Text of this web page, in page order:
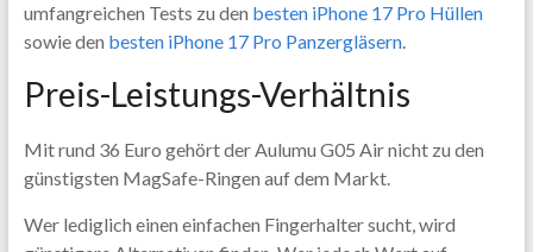
umfangreichen Tests zu den besten iPhone 17 Pro Hüllen
sowie den besten iPhone 17 Pro Panzergläsern.
Preis-Leistungs-Verhältnis
Mit rund 36 Euro gehört der Aulumu G05 Air nicht zu den
günstigsten MagSafe-Ringen auf dem Markt.
Wer lediglich einen einfachen Fingerhalter sucht, wird